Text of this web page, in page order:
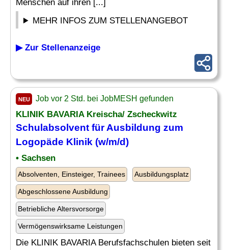
Menschen auf ihren [...]
MEHR INFOS ZUM STELLENANGEBOT
▶ Zur Stellenanzeige
NEU Job vor 2 Std. bei JobMESH gefunden
KLINIK BAVARIA Kreischa/ Zscheckwitz
Schulabsolvent für Ausbildung zum
Logopäde Klinik (w/m/d)
• Sachsen
Absolventen, Einsteiger, Trainees Ausbildungsplatz
Abgeschlossene Ausbildung
Betriebliche Altersvorsorge
Vermögenswirksame Leistungen
Die KLINIK BAVARIA Berufsfachschulen bieten seit